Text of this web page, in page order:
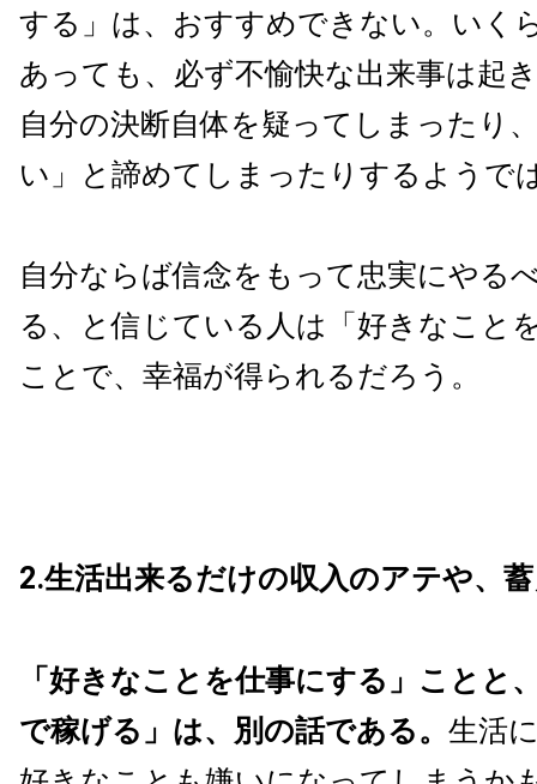
する」は、おすすめできない。いく
あっても、必ず不愉快な出来事は起
自分の決断自体を疑ってしまったり
い」と諦めてしまったりするようで
自分ならば信念をもって忠実にやる
る、と信じている人は「好きなこと
ことで、幸福が得られるだろう。
2.生活出来るだけの収入のアテや、
「好きなことを仕事にする」ことと
で稼げる」は、別の話である。 生活